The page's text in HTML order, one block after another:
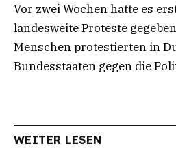
Vor zwei Wochen hatte es
landesweite Proteste
Menschen protestierten in
Bundesstaaten gegen die
WEITER LESEN